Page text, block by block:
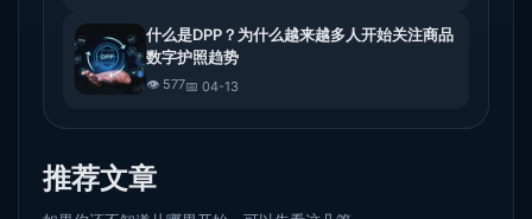
什么是DPP？为什么越来越多人开始关注商品
数字护照趋势
👁️ 577📅 04-13
推荐文章